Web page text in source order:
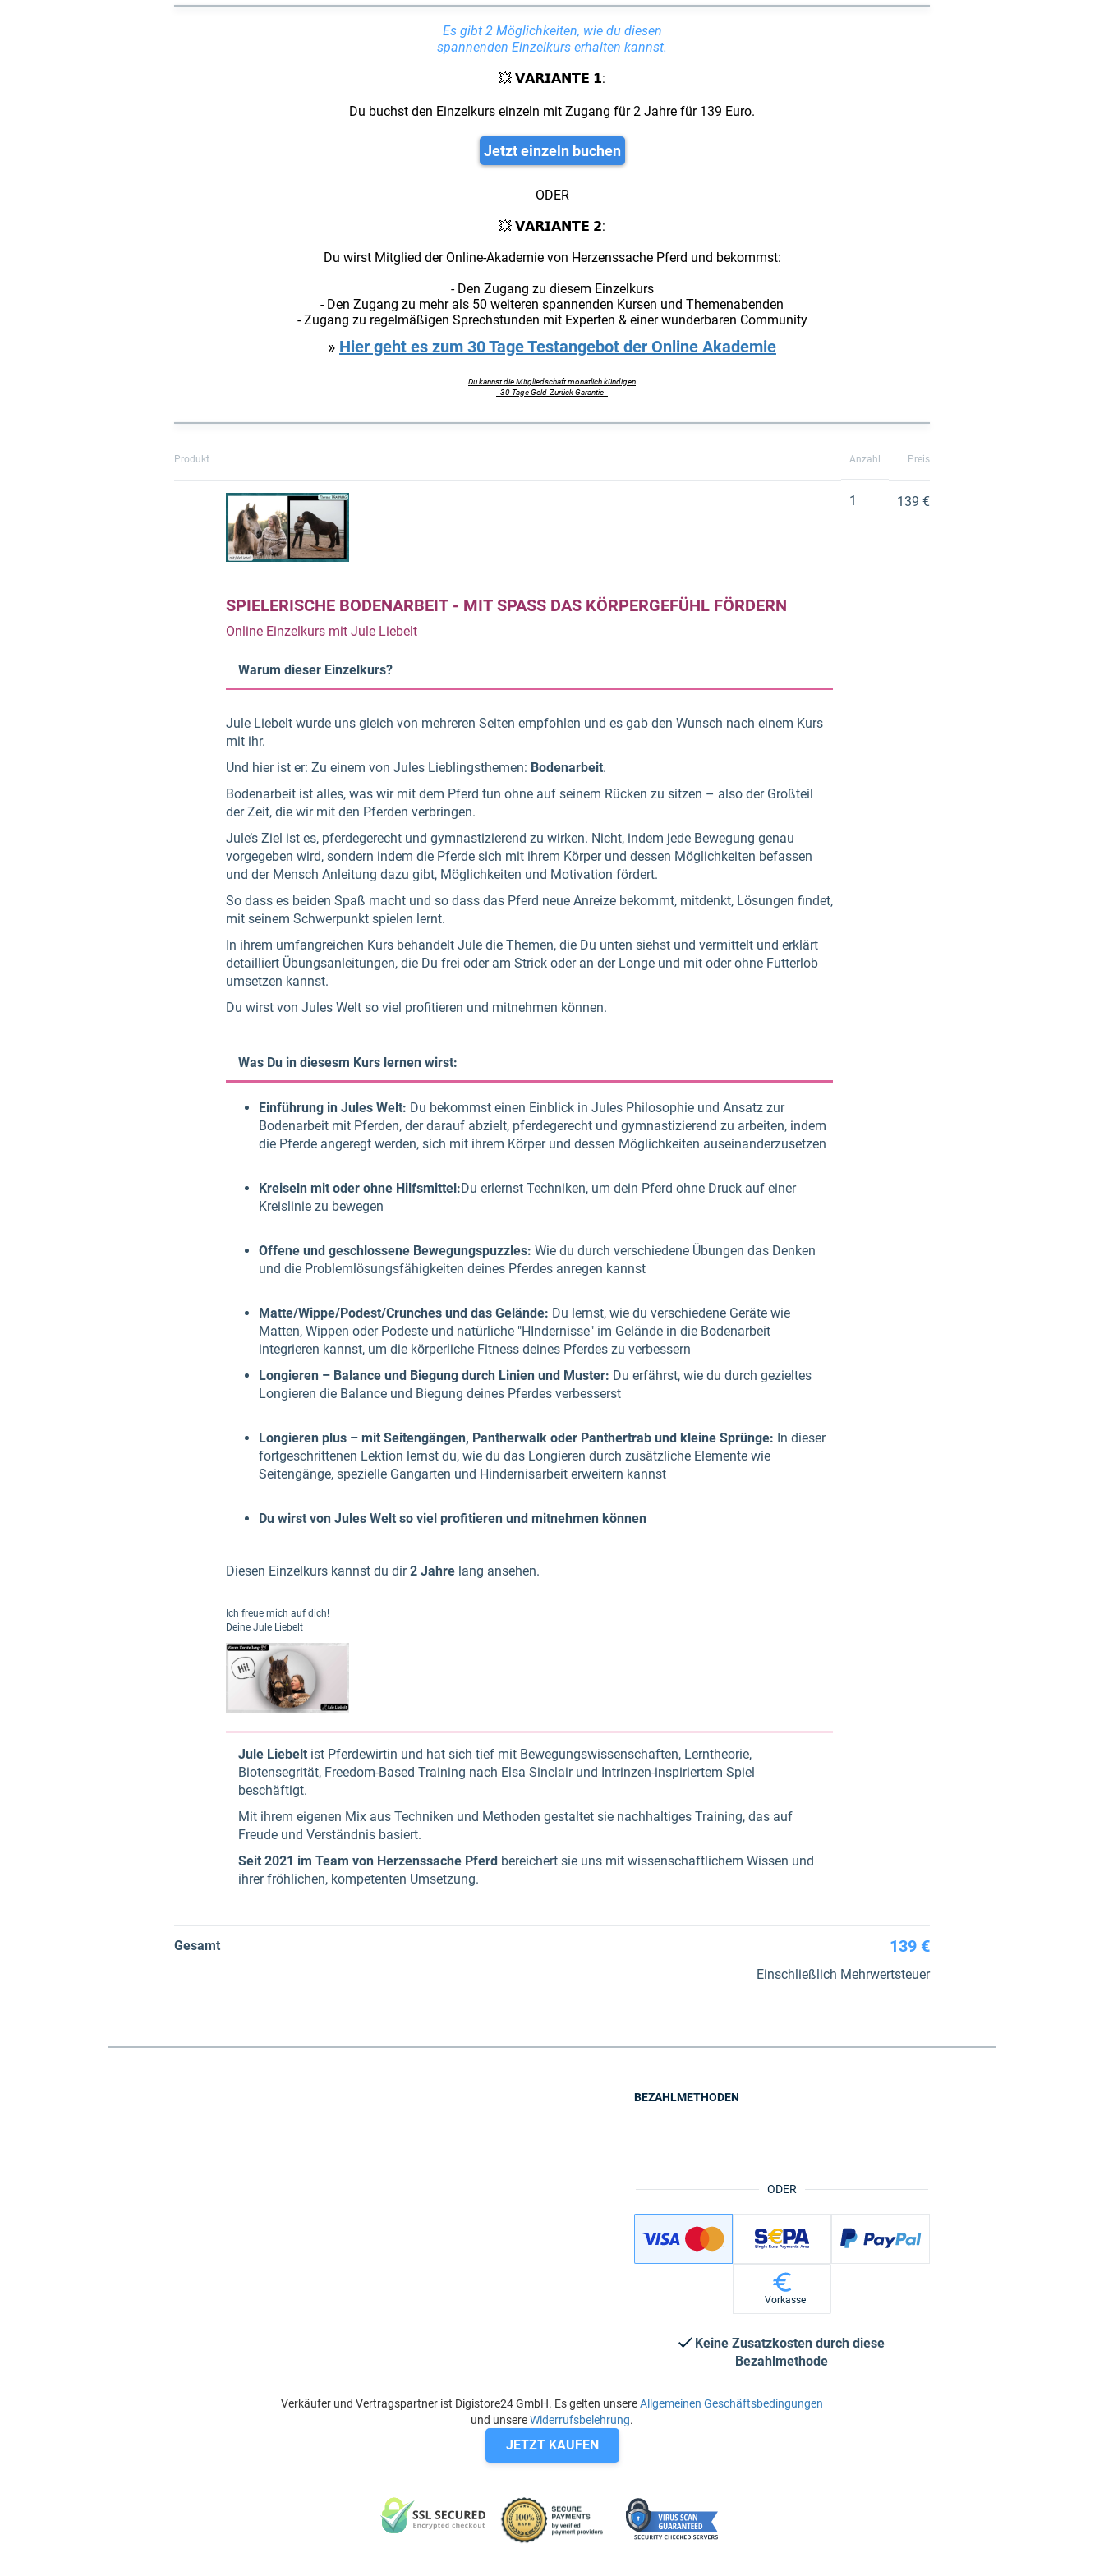
Es gibt 2 Möglichkeiten, wie du diesen
spannenden Einzelkurs erhalten kannst.
💥 𝗩𝗔𝗥𝗜𝗔𝗡𝗧𝗘 𝟭:
Du buchst den Einzelkurs einzeln mit Zugang für 2 Jahre für 139 Euro.
Jetzt einzeln buchen
ODER
💥 𝗩𝗔𝗥𝗜𝗔𝗡𝗧𝗘 𝟮:
Du wirst Mitglied der Online-Akademie von Herzenssache Pferd und bekommst:
- Den Zugang zu diesem Einzelkurs
- Den Zugang zu mehr als 50 weiteren spannenden Kursen und Themenabenden
- Zugang zu regelmäßigen Sprechstunden mit Experten & einer wunderbaren Community
» Hier geht es zum 30 Tage Testangebot der Online Akademie
Du kannst die Mitgliedschaft monatlich kündigen
- 30 Tage Geld-Zurück Garantie -
Produkt Anzahl Preis
SPIELERISCHE BODENARBEIT - MIT SPASS DAS KÖRPERGEFÜHL FÖRDERN
Online Einzelkurs mit Jule Liebelt
Warum dieser Einzelkurs?
Jule Liebelt wurde uns gleich von mehreren Seiten empfohlen und es gab den Wunsch nach einem Kurs
mit ihr.
Und hier ist er: Zu einem von Jules Lieblingsthemen: Bodenarbeit.
Bodenarbeit ist alles, was wir mit dem Pferd tun ohne auf seinem Rücken zu sitzen – also der Großteil
der Zeit, die wir mit den Pferden verbringen.
Jule’s Ziel ist es, pferdegerecht und gymnastizierend zu wirken. Nicht, indem jede Bewegung genau
vorgegeben wird, sondern indem die Pferde sich mit ihrem Körper und dessen Möglichkeiten befassen
und der Mensch Anleitung dazu gibt, Möglichkeiten und Motivation fördert.
So dass es beiden Spaß macht und so dass das Pferd neue Anreize bekommt, mitdenkt, Lösungen findet,
mit seinem Schwerpunkt spielen lernt.
In ihrem umfangreichen Kurs behandelt Jule die Themen, die Du unten siehst und vermittelt und erklärt
detailliert Übungsanleitungen, die Du frei oder am Strick oder an der Longe und mit oder ohne Futterlob
umsetzen kannst.
Du wirst von Jules Welt so viel profitieren und mitnehmen können.
Was Du in diesesm Kurs lernen wirst:
Einführung in Jules Welt: Du bekommst einen Einblick in Jules Philosophie und Ansatz zur
Bodenarbeit mit Pferden, der darauf abzielt, pferdegerecht und gymnastizierend zu arbeiten, indem
die Pferde angeregt werden, sich mit ihrem Körper und dessen Möglichkeiten auseinanderzusetzen
Kreiseln mit oder ohne Hilfsmittel:Du erlernst Techniken, um dein Pferd ohne Druck auf einer
Kreislinie zu bewegen
Offene und geschlossene Bewegungspuzzles: Wie du durch verschiedene Übungen das Denken
und die Problemlösungsfähigkeiten deines Pferdes anregen kannst
Matte/Wippe/Podest/Crunches und das Gelände: Du lernst, wie du verschiedene Geräte wie
Matten, Wippen oder Podeste und natürliche "HIndernisse" im Gelände in die Bodenarbeit
integrieren kannst, um die körperliche Fitness deines Pferdes zu verbessern
Longieren – Balance und Biegung durch Linien und Muster: Du erfährst, wie du durch gezieltes
Longieren die Balance und Biegung deines Pferdes verbesserst
Longieren plus – mit Seitengängen, Pantherwalk oder Panthertrab und kleine Sprünge: In dieser
fortgeschrittenen Lektion lernst du, wie du das Longieren durch zusätzliche Elemente wie
Seitengänge, spezielle Gangarten und Hindernisarbeit erweitern kannst
Du wirst von Jules Welt so viel profitieren und mitnehmen können
Diesen Einzelkurs kannst du dir2 Jahre lang ansehen.
Ich freue mich auf dich!
Deine Jule Liebelt
Jule Liebelt ist Pferdewirtin und hat sich tief mit Bewegungswissenschaften, Lerntheorie,
Biotensegrität, Freedom-Based Training nach Elsa Sinclair und Intrinzen-inspiriertem Spiel
beschäftigt.
Mit ihrem eigenen Mix aus Techniken und Methoden gestaltet sie nachhaltiges Training, das auf
Freude und Verständnis basiert.
Seit 2021 im Team von Herzenssache Pferd bereichert sie uns mit wissenschaftlichem Wissen und
ihrer fröhlichen, kompetenten Umsetzung.
1 139 €
Gesamt 139 €
Einschließlich Mehrwertsteuer
ODER
BEZAHLMETHODEN
Vorkasse
Keine Zusatzkosten durch diese
Bezahlmethode
Verkäufer und Vertragspartner ist Digistore24 GmbH. Es gelten unsereAllgemeinen Geschäftsbedingungen
und unsereWiderrufsbelehrung.
JETZT KAUFEN